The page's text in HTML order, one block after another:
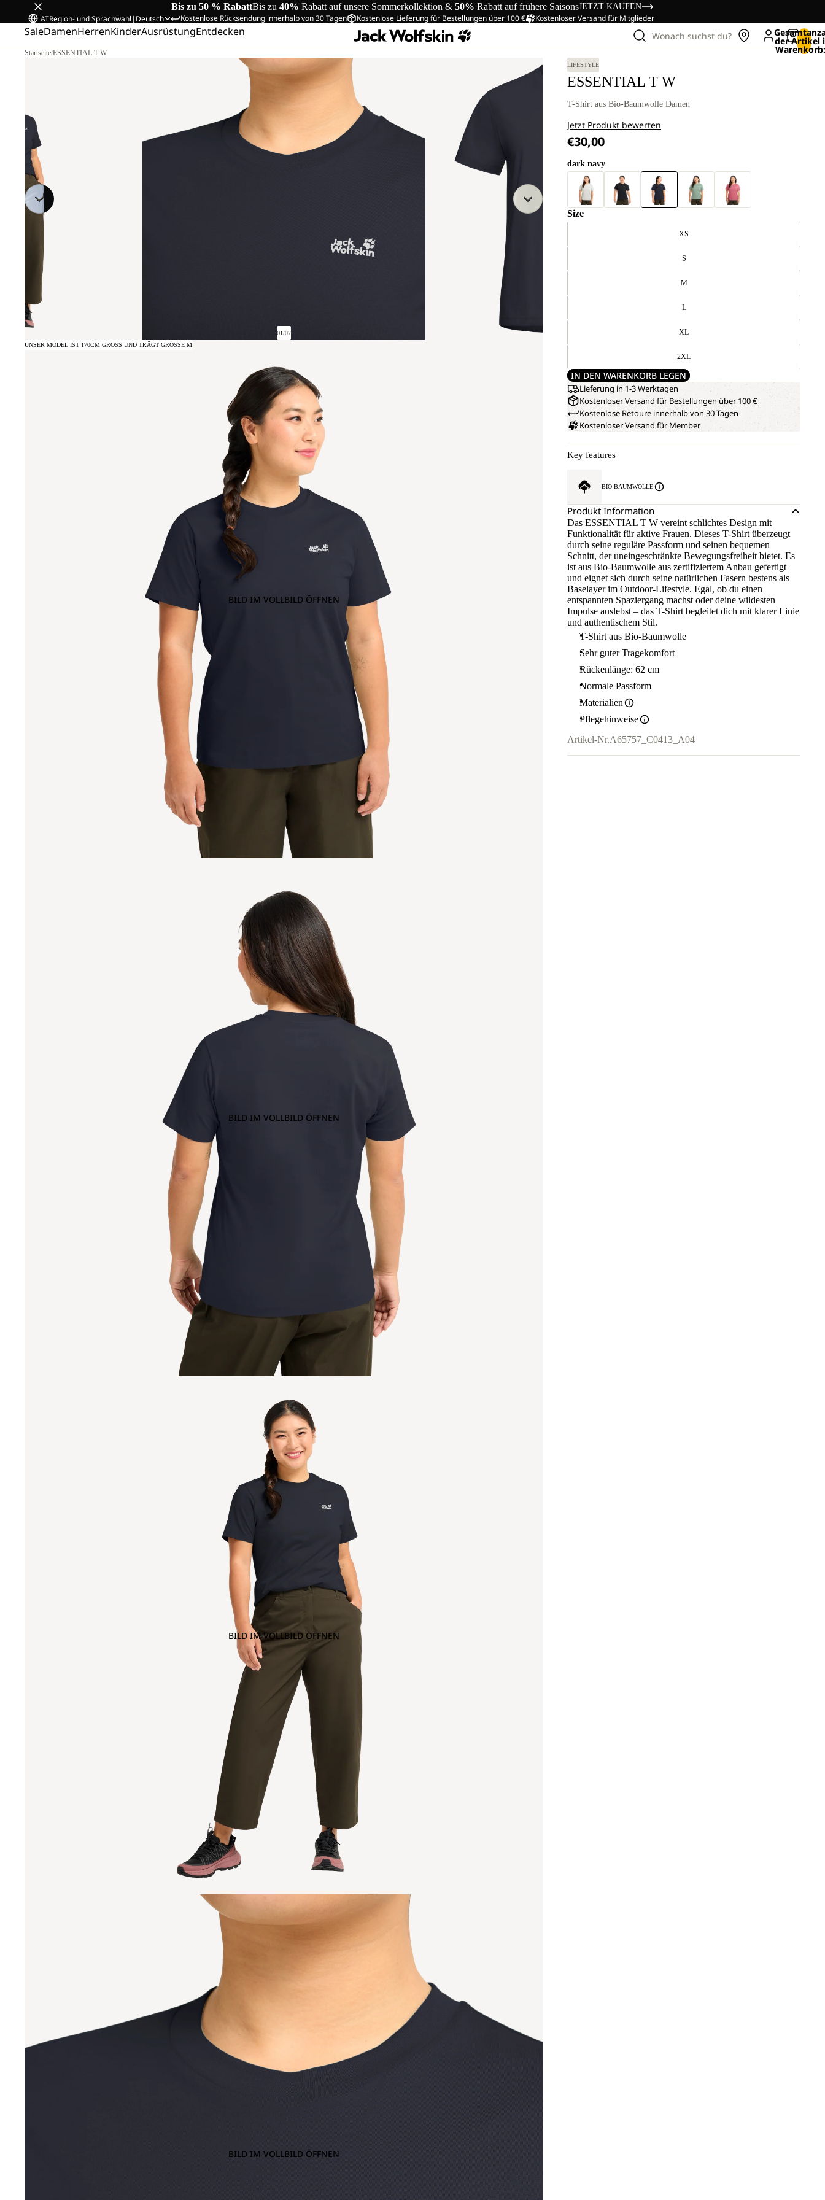
Bis zu 50 % RabattBis zu 40% Rabatt auf unsere Sommerkollektion & 50% Rabatt auf frühere SaisonsJETZT KAUFEN
Kostenlose Rücksendung innerhalb von 30 Tagen Kostenlose Lieferung für Bestellungen über 100 € Kostenloser Versand für Mitglieder
ATRegion- und Sprachwahl| Deutsch
SaleDamenHerrenKinderAusrüstungEntdecken Wonach suchst du? der Artikel
Startseite/ESSENTIAL T W
01/07
BILD IM VOLLBILD ÖFFNEN
UNSER MODEL IST 170CM GROSS UND TRÄGT GRÖSSE M
BILD IM VOLLBILD ÖFFNEN
BILD IM VOLLBILD ÖFFNEN
BILD IM VOLLBILD ÖFFNEN
LIFESTYLE
ESSENTIAL T W
T-Shirt aus Bio-Baumwolle Damen
Jetzt Produkt bewerten
€30,00
dark navy
Size
XS
S
M
L
XL
2XL
IN DEN WARENKORB LEGEN
Lieferung in 1-3 Werktagen
Kostenloser Versand für Bestellungen über 100 €
Kostenlose Retoure innerhalb von 30 Tagen
Kostenloser Versand für Member
Key features
BIO-BAUMWOLLE
Produkt Information
Das ESSENTIAL T W vereint schlichtes Design mit
Funktionalität für aktive Frauen. Dieses T-Shirt überzeugt
durch seine reguläre Passform und seinen bequemen
Schnitt, der uneingeschränkte Bewegungsfreiheit bietet. Es
ist aus Bio-Baumwolle aus zertifiziertem Anbau gefertigt
und eignet sich durch seine natürlichen Fasern bestens als
Baselayer im Outdoor-Lifestyle. Egal, ob du einen
entspannten Spaziergang machst oder deine wildesten
Impulse auslebst – das T-Shirt begleitet dich mit klarer Linie
und authentischem Stil.
T-Shirt aus Bio-Baumwolle
Sehr guter Tragekomfort
Rückenlänge: 62 cm
Normale Passform
Materialien
Pflegehinweise
Artikel-Nr.A65757_C0413_A04